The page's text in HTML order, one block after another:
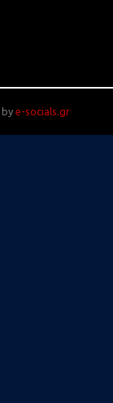
bye-socials.gr